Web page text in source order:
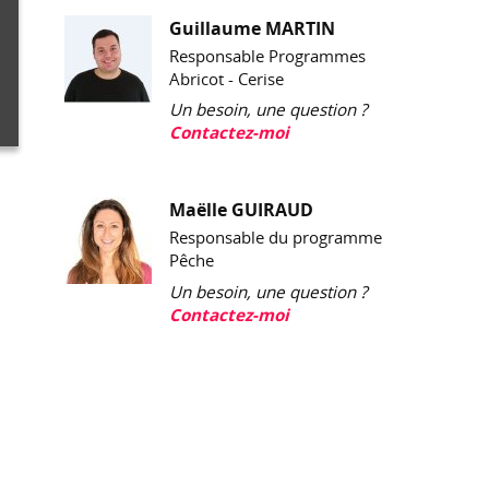
Guillaume MARTIN
Responsable Programmes
Abricot - Cerise
Un besoin, une question ?
Contactez-moi
Maëlle GUIRAUD
Responsable du programme
Pêche
Un besoin, une question ?
Contactez-moi